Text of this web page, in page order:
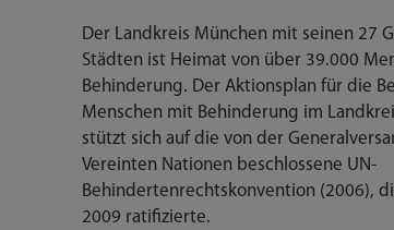
Der Landkreis München mit seinen 27
Städten ist Heimat von über 39.000
Behinderung. Der Aktionsplan für die
Menschen mit Behinderung im
stützt sich auf die von der
Vereinten Nationen beschlossene UN-
Behindertenrechtskonvention (2006),
2009 ratifizierte.